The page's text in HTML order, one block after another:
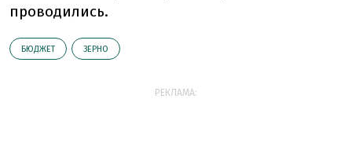
проводились.
БЮДЖЕТ ЗЕРНО
РЕКЛАМА: